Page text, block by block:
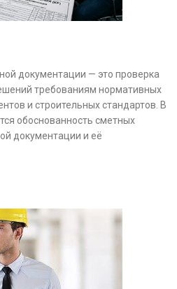
документации — это проверка
требованиям нормативных
и строительных стандартов. В
обоснованность сметных
документации и её
строительства и